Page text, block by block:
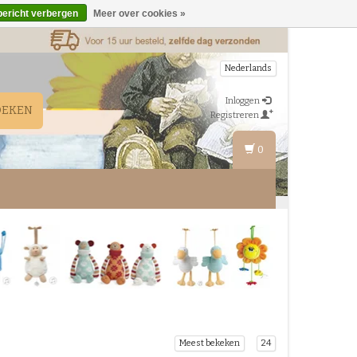
Nederlands
Inloggen
Registreren
0
Meest bekeken 24
verbergen Meer over cookies »